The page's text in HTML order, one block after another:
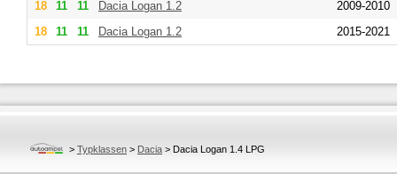
18 11 11 Dacia Logan 1.2
2009-2010
18
11 11 Dacia Logan 1.2 2015-2021
> Typklassen > Dacia > Dacia Logan 1.4 LPG